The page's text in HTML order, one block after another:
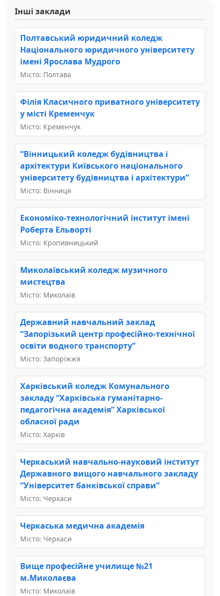
Інші заклади
Полтавський юридичний коледж
Національного юридичного університету
імені Ярослава Мудрого
Місто: Полтава
Філія Класичного приватного університету
у місті Кременчук
Місто: Кременчук
“Вінницький коледж будівництва і
архітектури Київського національного
університету будівництва і архітектури”
Місто: Вінниця
Економіко-технологічний інститут імені
Роберта Ельворті
Місто: Кропивницький
Миколаївський коледж музичного
мистецтва
Місто: Миколаїв
Державний навчальний заклад
“Запорізький центр професійно-технічної
освіти водного транспорту”
Місто: Запоріжжя
Харківський коледж Комунального
закладу “Харківська гуманітарно-
педагогічна академія” Харківської
обласної ради
Місто: Харків
Черкаський навчально-науковий інститут
Державного вищого навчального закладу
“Університет банківської справи”
Місто: Черкаси
Черкаська медична академія
Місто: Черкаси
Вище професійне училище №21
м.Миколаєва
Місто: Миколаїв